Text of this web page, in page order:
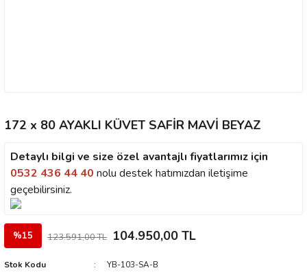
172 x 80 AYAKLI KÜVET SAFİR MAVİ BEYAZ
Detaylı bilgi ve size özel avantajlı fiyatlarımız için
0532 436 44 40 nolu destek hatımızdan iletişime
geçebilirsiniz.
%15 123.591,00 TL 104.950,00 TL
Stok Kodu
YB-103-SA-B